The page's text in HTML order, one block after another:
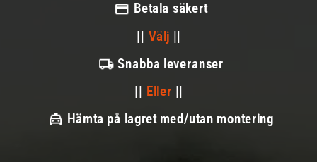
Betala säkert
|| Välj ||
Snabba leveranser
|| Eller ||
Hämta på lagret med/utan montering